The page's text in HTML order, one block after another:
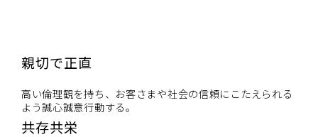
親切で正直
高い倫理観を持ち、お客さまや社会の信頼にこたえられる
よう誠心誠意行動する。
共存共栄